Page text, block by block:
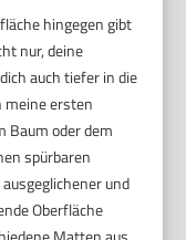
hingegen gibt
nur, deine
auch tiefer in die
meine ersten
Baum oder dem
spürbaren
und
Oberfläche